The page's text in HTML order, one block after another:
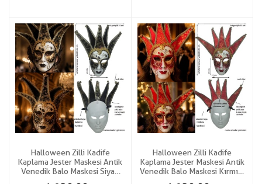
Halloween Zilli Kadife
Kaplama Jester Maskesi Antik
Venedik Balo Maskesi Siyah
Halloween Zilli Kadife
Kaplama Jester Maskesi Antik
Venedik Balo Maskesi Kırmızı